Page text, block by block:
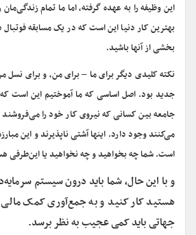
این وظیفه را به عهده گرفته، اما ما تمام زندگی‌مان
بهترین کار دنیا این است که در یک مسابقه
بخشی از آنها باشید.
جدید بود. اصل اساسی که ما آموختیم این است
جامعه بین کسانی که نیروی کار خود را می‌فروشند
می‌کنند وجود دارد. اینها آشتی ناپذیرند و این
است. شما چه بخواهید و چه نخواهید یا این‌طرفی
و با این حال، شما باید درون سیستم سرمایه
هستید کار کنید و به جمع‌آوری کمک مالی
جهاتی باید کمی عجیب به نظر برسد.